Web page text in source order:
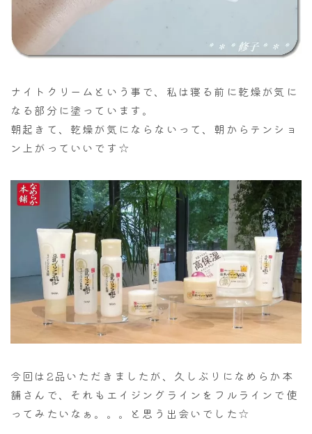
ナイトクリームという事で、私は寝る前に乾燥が気に
なる部分に塗っています。
朝起きて、乾燥が気にならないって、朝からテンショ
ン上がっていいです☆
今回は2品いただきましたが、久しぶりになめらか本
舗さんで、それもエイジングラインをフルラインで使
ってみたいなぁ。。。と思う出会いでした☆